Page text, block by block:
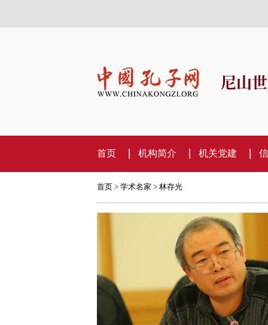
尼山
首页 机构简介 机关党建
首页> 学术名家 > 林存光